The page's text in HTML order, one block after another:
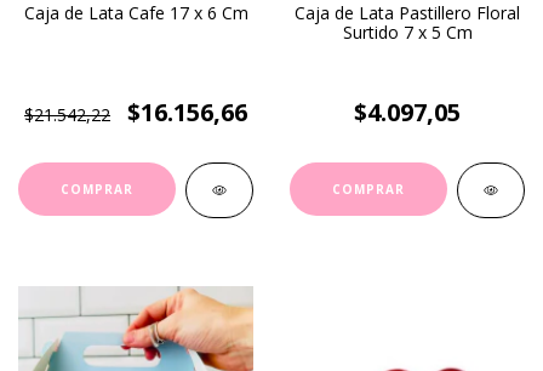
Caja de Lata Cafe 17 x 6 Cm
$21.542,22 $16.156,66
Caja de Lata Pastillero Floral
Surtido 7 x 5 Cm
$4.097,05